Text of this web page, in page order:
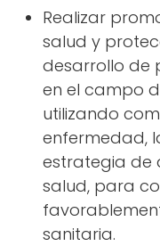
Realizar
salud y
desarrollo de
en el campo
utilizando
enfermedad,
estrategia de
salud, para
sanitaria.